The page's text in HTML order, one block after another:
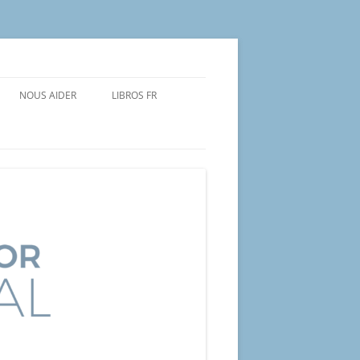
NOUS AIDER LIBROS FR